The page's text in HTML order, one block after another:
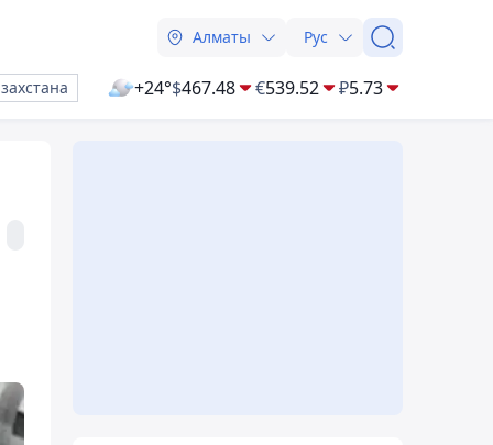
Алматы Рус
+24°$467.48 €539.52 ₽5.73